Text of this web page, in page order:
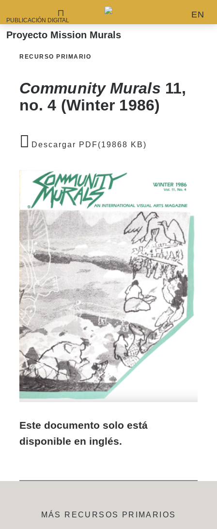
PUBLICACIÓN DIGITAL
Proyecto Mission Murals
EN
RECURSO PRIMARIO
Community Murals 11,
no. 4 (Winter 1986)
Descargar PDF(19868 KB)
Este documento solo está
disponible en inglés.
MÁS RECURSOS PRIMARIOS